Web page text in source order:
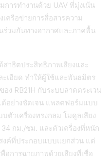
การทำงานด้วย UAV ที่มุ่งเน้น
ครือข่ายการสื่อสารความ
วมกันทางอากาศและภาคพื้น
าธิตประสิทธิภาพเสียงและ
ะเอียด ทำให้ผู้ใช้และพันธมิตร
ง RB21H กับระบบลาดตระเวน
อย่างชัดเจน แพลตฟอร์มแบบ
ตัวเครื่องทรงกลม โมดูลเสียง
34 กม./ชม. และตัวเครื่องที่หนัก
งค์ที่ประกอบแบบแยกส่วน แต่
อการฉายภาพด้วยเสียงที่เชื่อ